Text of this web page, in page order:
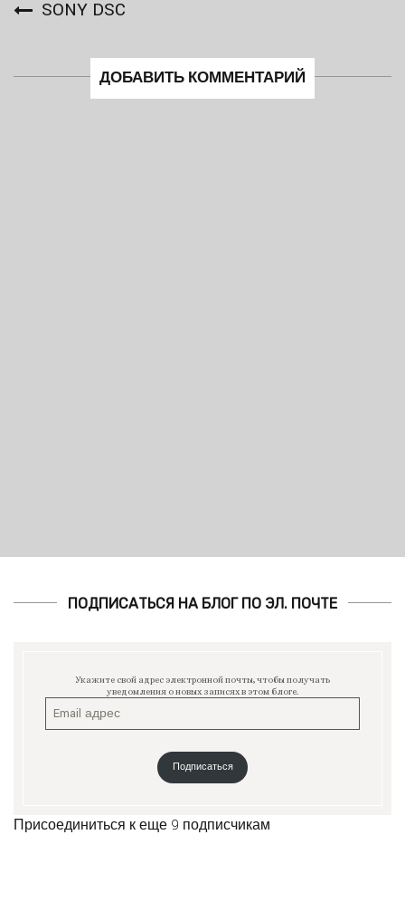
SONY DSC
ДОБАВИТЬ КОММЕНТАРИЙ
ПОДПИСАТЬСЯ НА БЛОГ ПО ЭЛ. ПОЧТЕ
Укажите свой адрес электронной почты, чтобы получать
уведомления о новых записях в этом блоге.
Подписаться
Присоединиться к еще 9 подписчикам